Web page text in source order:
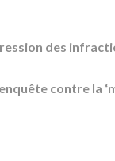
des
contre la